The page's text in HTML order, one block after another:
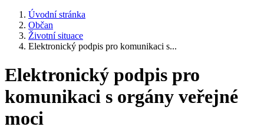
Úvodní stránka
Občan
Životní situace
Elektronický podpis pro komunikaci s...
Elektronický podpis pro
komunikaci s orgány veřejné
moci